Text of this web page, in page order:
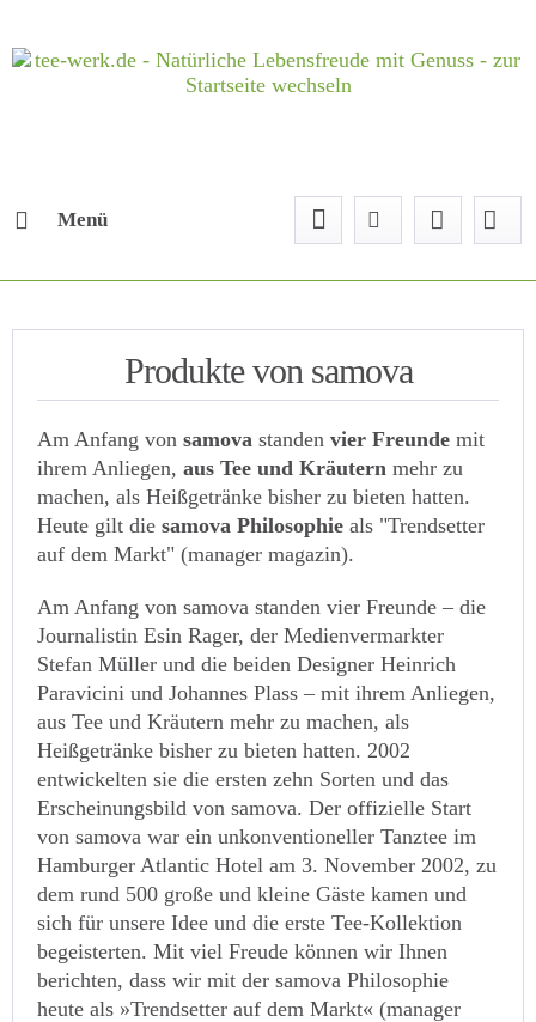
Menü
Produkte von samova
Am Anfang von samova standen vier Freunde mit
ihrem Anliegen, aus Tee und Kräutern mehr zu
machen, als Heißgetränke bisher zu bieten hatten.
Heute gilt die samova Philosophie als "Trendsetter
auf dem Markt" (manager magazin).
Am Anfang von samova standen vier Freunde – die
Journalistin Esin Rager, der Medienvermarkter
Stefan Müller und die beiden Designer Heinrich
Paravicini und Johannes Plass – mit ihrem Anliegen,
aus Tee und Kräutern mehr zu machen, als
Heißgetränke bisher zu bieten hatten. 2002
entwickelten sie die ersten zehn Sorten und das
Erscheinungsbild von samova. Der offizielle Start
von samova war ein unkonventioneller Tanztee im
Hamburger Atlantic Hotel am 3. November 2002, zu
dem rund 500 große und kleine Gäste kamen und
sich für unsere Idee und die erste Tee-Kollektion
begeisterten. Mit viel Freude können wir Ihnen
berichten, dass wir mit der samova Philosophie
heute als »Trendsetter auf dem Markt« (manager